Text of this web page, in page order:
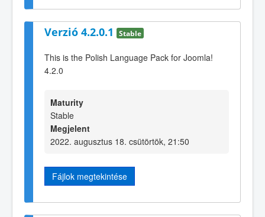
Verzió 4.2.0.1 Stable
This is the Polish Language Pack for Joomla!
4.2.0
Maturity
Stable
Megjelent
2022. augusztus 18. csütörtök, 21:50
Fájlok megtekintése